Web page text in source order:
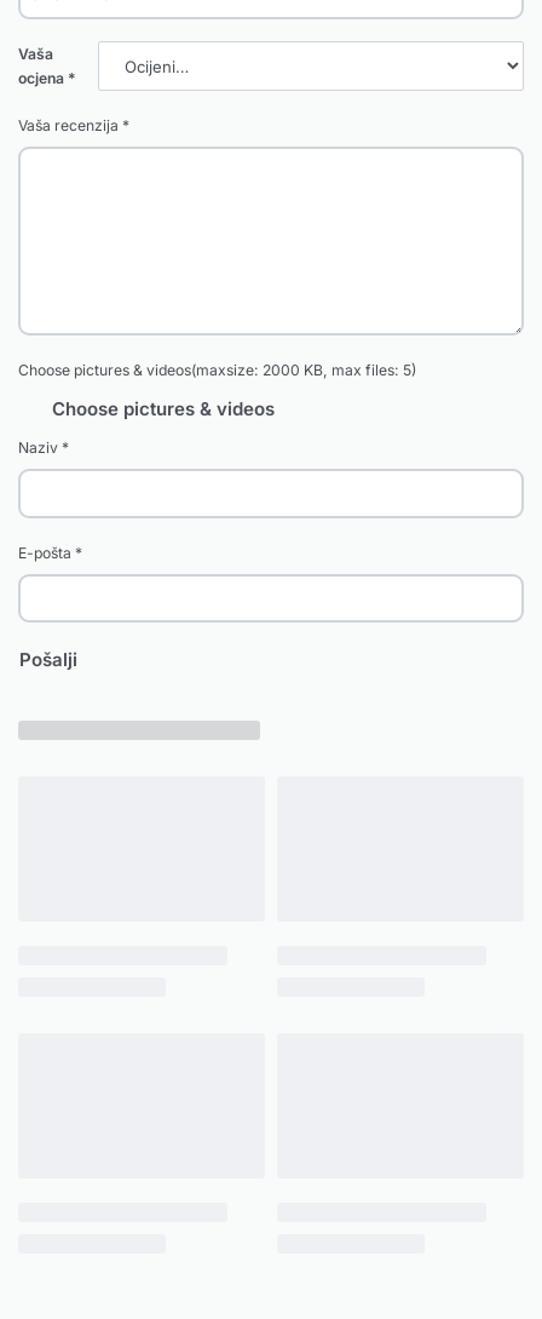
Vaša
ocjena *
Vaša recenzija *
Choose pictures & videos(maxsize: 2000 KB, max files: 5)
Choose pictures & videos
Naziv *
E-pošta *